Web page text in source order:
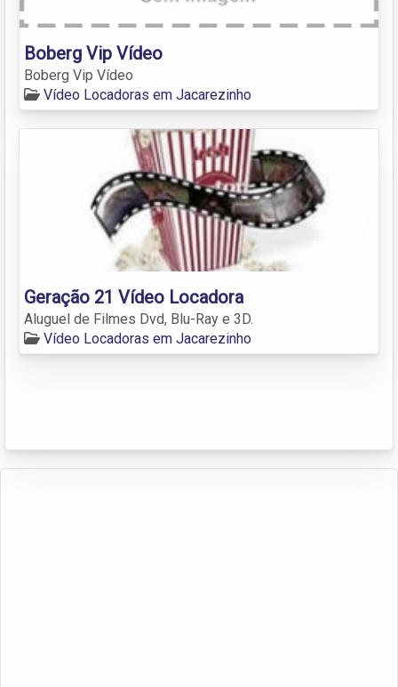
Boberg Vip Vídeo
Boberg Vip Vídeo
Vídeo Locadoras em Jacarezinho
Geração 21 Vídeo Locadora
Aluguel de Filmes Dvd, Blu-Ray e 3D.
Vídeo Locadoras em Jacarezinho